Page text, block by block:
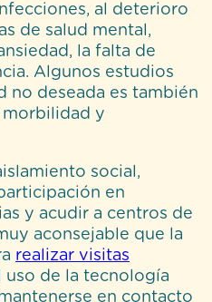
al deterioro
de salud mental,
la falta de
Algunos estudios
no deseada es también
y
social,
en
y acudir a centros de
aconsejable que la
realizar visitas
uso de la tecnología
en contacto